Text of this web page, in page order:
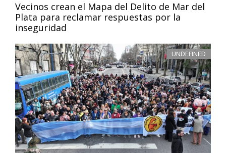
Vecinos crean el Mapa del Delito de Mar del
Plata para reclamar respuestas por la
inseguridad
UNDEFINED